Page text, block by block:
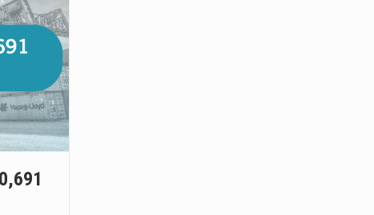
mexicana concentra más de la mitad de las quejas bajo el
en México registró un aumento de 1.1% interanual en mayo de…
Unidos anunciará un arancel del 15 % sobre los productos
de Estados Unidos (USDA) suspendió el 5 de agosto